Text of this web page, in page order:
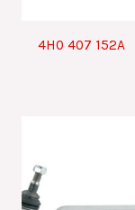
4H0 407 152A